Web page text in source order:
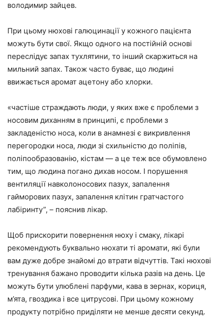
володимир зайцев.
При цьому нюхові галюцинації у кожного пацієнта
можуть бути свої. Якщо одного на постійній основі
переслідує запах тухлятини, то інший скаржиться на
мильний запах. Також часто буває, що людині
ввижається аромат ацетону або хлорки.
«частіше страждають люди, у яких вже є проблеми з
носовим диханням в принципі, є проблеми з
закладеністю носа, коли в анамнезі є викривлення
перегородки носа, люди зі схильністю до поліпів,
поліпообразованію, кістам — а це теж все обумовлено
тим, що людина погано дихав носом. І порушення
вентиляції навколоносових пазух, запалення
гайморових пазух, запалення клітин гратчастого
лабіринту”, – пояснив лікар.
Щоб прискорити повернення нюху і смаку, лікарі
рекомендують буквально нюхати ті аромати, які були
вам дуже добре знайомі до втрати відчуттів. Такі нюхові
тренування бажано проводити кілька разів на день. Це
можуть бути улюблені парфуми, кава в зернах, кориця,
м’ята, гвоздика і все цитрусові. При цьому кожному
продукту потрібно приділяти не менше десяти секунд.